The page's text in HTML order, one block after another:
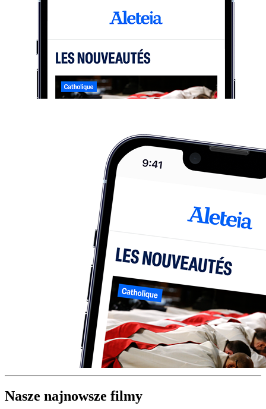
Nasze najnowsze filmy